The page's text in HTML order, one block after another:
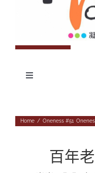
Toggle
往期杂志
Home / Oneness #51,
百年